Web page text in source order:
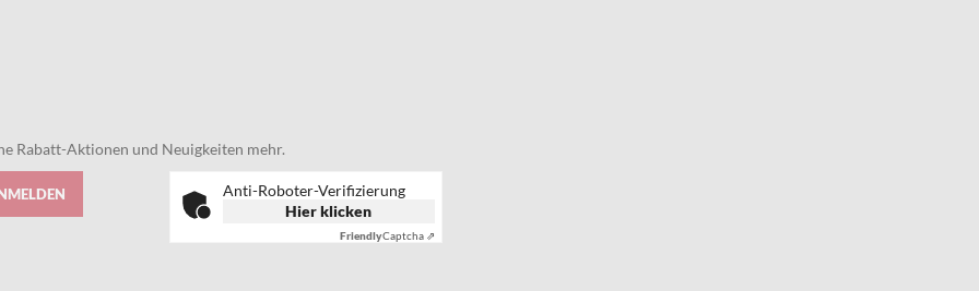
Rabatt-Aktionen und Neuigkeiten mehr.
Anti-Roboter-Verifizierung
Hier klicken
FriendlyCaptcha ⇗